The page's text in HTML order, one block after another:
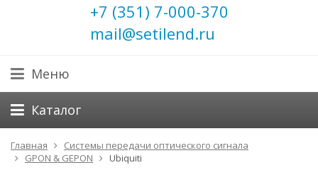
+7 (351) 7-000-370
mail@setilend.ru
Меню
Каталог
Главная
Системы передачи оптического сигнала
GPON & GEPON
Ubiquiti